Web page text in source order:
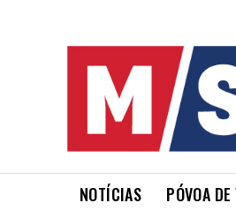
NOTÍCIAS PÓVOA